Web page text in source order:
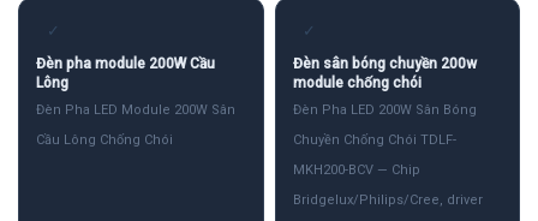
✓
Đèn pha module 200W Cầu
Lông
Đèn Pha LED Module 200W Sân
Cầu Lông Chống Chói
✓
Đèn sân bóng chuyền 200w
module chống chói
Đèn Pha LED 200W Sân Bóng
Chuyền Chống Chói TDLF-
MKH200-BCV — Chip
Bridgelux/Philips/Cree, driver